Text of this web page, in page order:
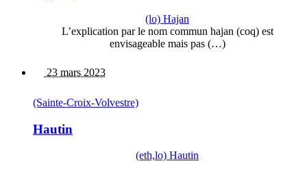
(lo) Hajan
L’explication par le nom commun hajan (coq) est
envisageable mais pas (…)
23 mars 2023
(Sainte-Croix-Volvestre)
Hautin
(eth,lo) Hautin